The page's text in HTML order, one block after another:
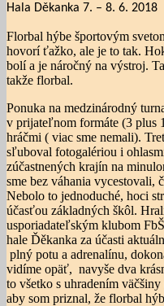
Hala Děkanka 7. – 8. 6. 2018
Florbal hýbe športovým
hovorí ťažko, ale je to tak.
bolí a je náročný na výstroj.
takže florbal.
Ponuka na medzinárodný
v prijateľnom formáte (3 plus
hráčmi ( viac sme nemali).
sľuboval fotogalériou i
zúčastnených krajín na
sme bez váhania vycestovali,
Nebolo to jednoduché, hoci
účasťou základných škôl.
usporiadateľským klubom
hale Ďěkanka za účasti
plný potu a adrenalínu,
vidíme opäť, navyše dva
to všetko s uhradením
aby som priznal, že florbal